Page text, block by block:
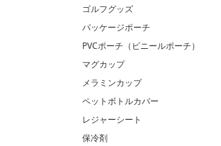
ゴルフグッズ
パッケージポーチ
PVCポーチ（ビニールポーチ）
マグカップ
メラミンカップ
ペットボトルカバー
レジャーシート
保冷剤